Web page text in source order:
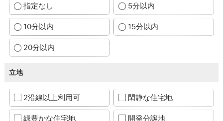
指定なし 5分以内
10分以内 15分以内
20分以内
立地
2沿線以上利用可 閑静な住宅地
緑豊かな住宅地 開発分譲地